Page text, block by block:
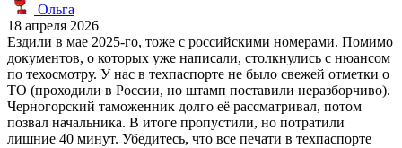
Ольга
18 апреля 2026
Ездили в мае 2025-го, тоже с российскими номерами. Помимо
документов, о которых уже написали, столкнулись с нюансом
по техосмотру. У нас в техпаспорте не было свежей отметки о
ТО (проходили в России, но штамп поставили неразборчиво).
Черногорский таможенник долго её рассматривал, потом
позвал начальника. В итоге пропустили, но потратили
лишние 40 минут. Убедитесь, что все печати в техпаспорте